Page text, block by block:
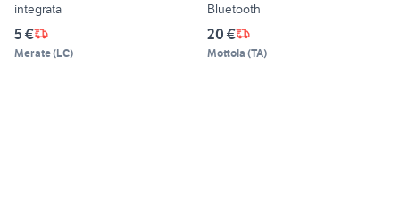
integrata
5 €
Merate(LC)
Bluetooth
20 €
Mottola (TA)